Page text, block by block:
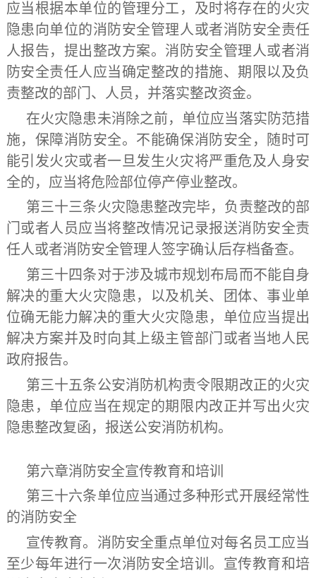
应当根据本单位的管理分工，及时将存在的火灾
隐患向单位的消防安全管理人或者消防安全责任
人报告，提出整改方案。消防安全管理人或者消
防安全责任人应当确定整改的措施、期限以及负
责整改的部门、人员，并落实整改资金。
在火灾隐患未消除之前，单位应当落实防范措
施，保障消防安全。不能确保消防安全，随时可
能引发火灾或者一旦发生火灾将严重危及人身安
全的，应当将危险部位停产停业整改。
第三十三条火灾隐患整改完毕，负责整改的部
门或者人员应当将整改情况记录报送消防安全责
任人或者消防安全管理人签字确认后存档备查。
第三十四条对于涉及城市规划布局而不能自身
解决的重大火灾隐患，以及机关、团体、事业单
位确无能力解决的重大火灾隐患，单位应当提出
解决方案并及时向其上级主管部门或者当地人民
政府报告。
第三十五条公安消防机构责令限期改正的火灾
隐患，单位应当在规定的期限内改正并写出火灾
隐患整改复函，报送公安消防机构。
第六章消防安全宣传教育和培训
第三十六条单位应当通过多种形式开展经常性
的消防安全
宣传教育。消防安全重点单位对每名员工应当
至少每年进行一次消防安全培训。宣传教育和培